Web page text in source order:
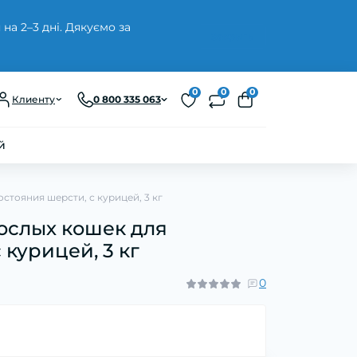
2–3 дні. Дякуємо за
Клиенту 0 800 335 063
0 0 0
шерсти, с курицей, 3 кг
кошек для
3 кг
0